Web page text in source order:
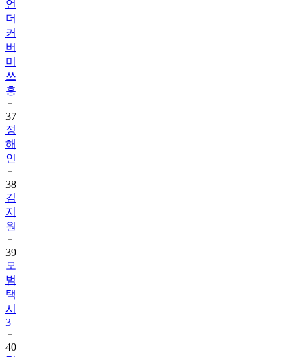
커
버
미
쓰
홍
37
정
해
인
38
김
지
원
39
모
범
택
시
3
40
멋
진